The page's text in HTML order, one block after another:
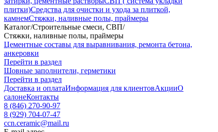
плитки)Средства для очистки и ухода за плиткой,
камнемСтяжки, наливные полы, праймеры
Каталог/Строительные смеси, СВП/
Стяжки, наливные полы, праймеры
Цементные составы для выравнивания, ремонта бетона,
анкеровки
Перейти в раздел
Шовные заполнители, герметики
Перейти в раздел
Доставка и оплатаИнформация для клиентовАкцииО
салонеКонтакты
8 (846) 270-90-97
8 (929) 704-07-47
ccn.ceramic@mail.ru